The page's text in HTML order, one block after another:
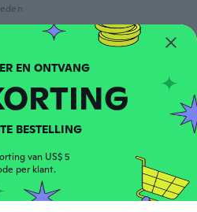
· 158 beoordelingen
2017 · 2 beoordelingen
ABONNEER EN ONTVANG
BESTELLING
van US$ 5
per klant.